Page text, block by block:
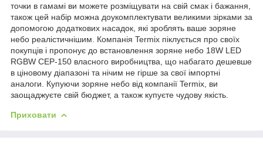
точки в гамамі ви можете розміщувати на свій смак і бажання,
також цей набір можна доукомплектувати великими зірками за
допомогою додаткових насадок, які зроблять ваше зоряне
небо реалістичнішим. Компанія Termix піклується про своїх
покупців і пропонує до встановлення зоряне небо 18W LED
RGBW CEP-150 власного виробництва, що набагато дешевше
в ціновому діапазоні та нічим не гірше за свої імпортні
аналоги. Купуючи зоряне небо від компанії Termix, ви
заощаджуєте свій бюджет, а також купуєте чудову якість.
Приховати